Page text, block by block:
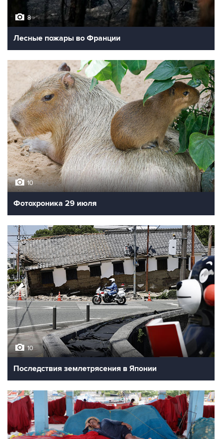
8
Лесные пожары во Франции
10
Фотохроника 29 июля
10
Последствия землетрясения в Японии